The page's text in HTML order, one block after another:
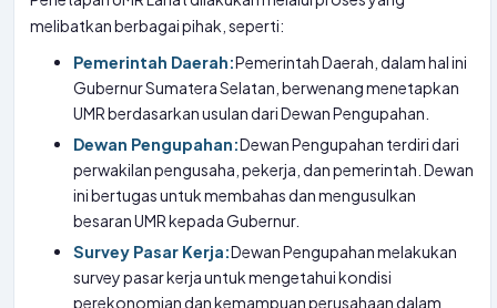
melibatkan berbagai pihak, seperti:
Pemerintah Daerah:Pemerintah Daerah, dalam hal ini
Gubernur Sumatera Selatan, berwenang menetapkan
UMR berdasarkan usulan dari Dewan Pengupahan.
Dewan Pengupahan:Dewan Pengupahan terdiri dari
perwakilan pengusaha, pekerja, dan pemerintah. Dewan
ini bertugas untuk membahas dan mengusulkan
besaran UMR kepada Gubernur.
Survey Pasar Kerja:Dewan Pengupahan melakukan
survey pasar kerja untuk mengetahui kondisi
perekonomian dan kemampuan perusahaan dalam